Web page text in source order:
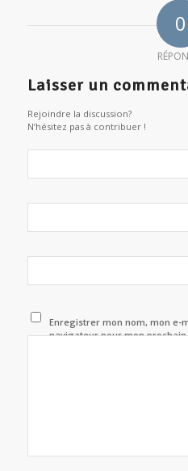
0
Laisser un
Rejoindre la discussion?
N’hésitez pas à contribuer !
Enregistrer mon nom, mon e-
navigateur pour mon